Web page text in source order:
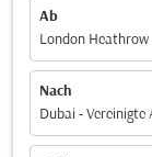
Ab
London Heathrow
Nach
Dubai - Vereinigte